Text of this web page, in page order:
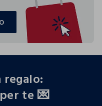
regalo:
te 💌